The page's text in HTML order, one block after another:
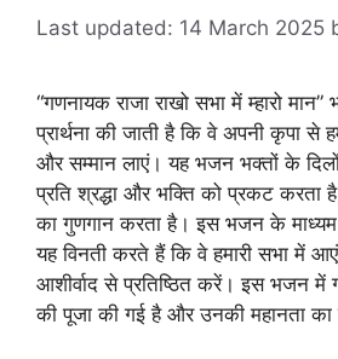
14 March 2025
“गणनायक राजा राखो सभा में म्हारो
प्रार्थना की जाती है कि वे अपनी कृपा से
और सम्मान लाएं। यह भजन भक्तों के
प्रति श्रद्धा और भक्ति को प्रकट करता
का गुणगान करता है। इस भजन के
यह विनती करते हैं कि वे हमारी सभा में
आशीर्वाद से प्रतिष्ठित करें। इस भजन
की पूजा की गई है और उनकी महानता का